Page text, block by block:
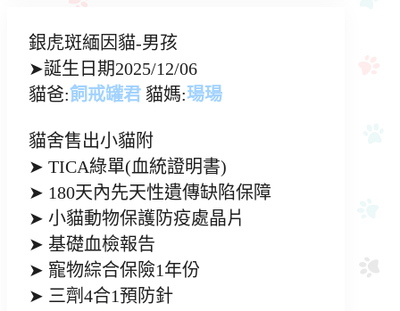
銀虎斑緬因貓-男孩
➤誕生日期2025/12/06
貓爸:飼戒罐君 貓媽:瑒瑒
貓舍售出小貓附
➤ TICA綠單(血統證明書)
➤ 180天內先天性遺傳缺陷保障
➤ 小貓動物保護防疫處晶片
➤ 基礎血檢報告
➤ 寵物綜合保險1年份
➤ 三劑4合1預防針